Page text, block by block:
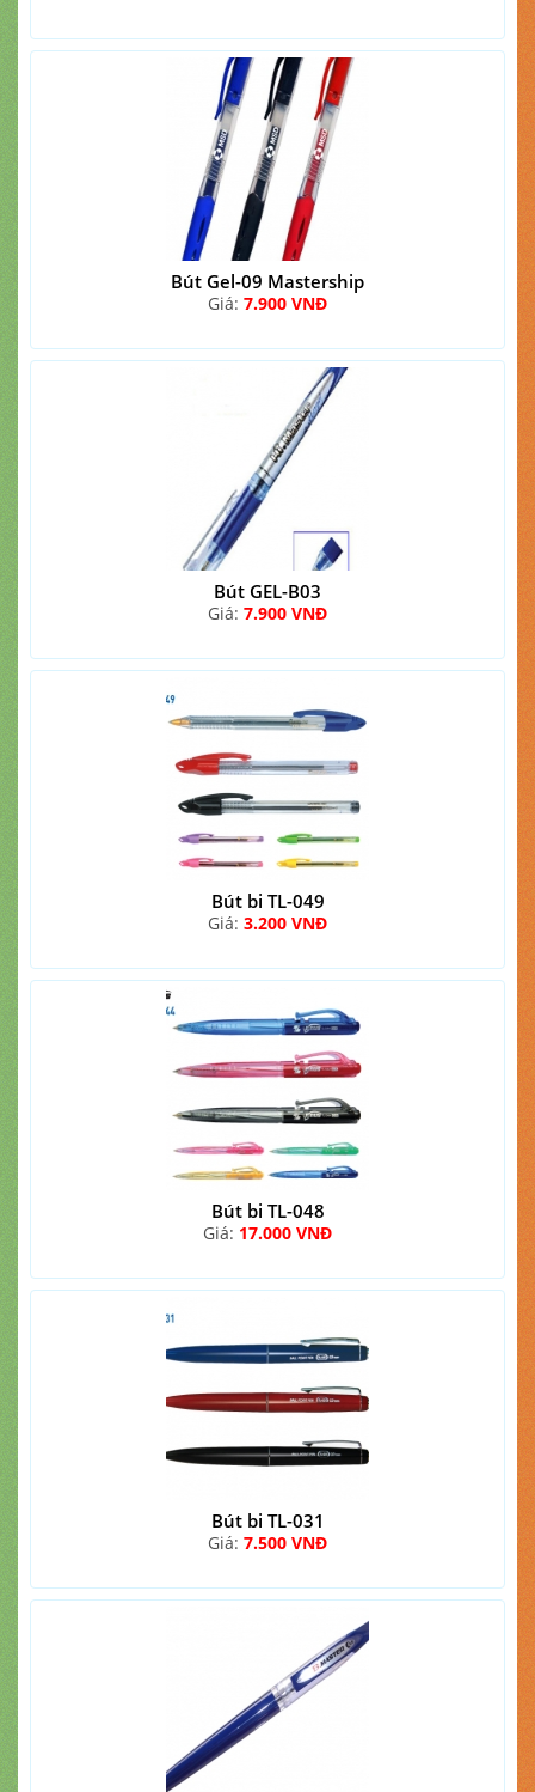
Bút Gel-09 Mastership
Giá: 7.900 VNĐ
Bút GEL-B03
Giá: 7.900 VNĐ
Bút bi TL-049
Giá: 3.200 VNĐ
Bút bi TL-048
Giá: 17.000 VNĐ
Bút bi TL-031
Giá: 7.500 VNĐ